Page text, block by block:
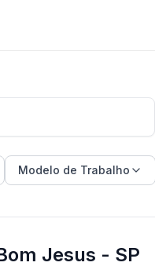
Modelo de Trabalho
Jesus - SP